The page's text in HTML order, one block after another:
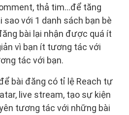
thả tim…để tăng
với 1 danh sách bạn bè
bài lại nhận được quá ít
vì bạn ít tương tác với
tác với bạn.
bài đăng có tỉ lệ Reach tự
live stream, tạo sự kiện
tương tác với những bài